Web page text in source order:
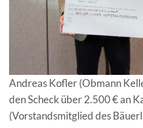
Andreas Kofler (Obmann
den Scheck über 2.500 € an
(Vorstandsmitglied des